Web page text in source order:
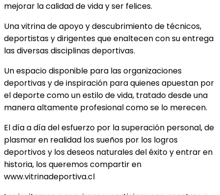
mejorar la calidad de vida y ser felices.
Una vitrina de apoyo y descubrimiento de técnicos,
deportistas y dirigentes que enaltecen con su entrega
las diversas disciplinas deportivas.
Un espacio disponible para las organizaciones
deportivas y de inspiración para quienes apuestan por
el deporte como un estilo de vida, tratado desde una
manera altamente profesional como se lo merecen.
El día a día del esfuerzo por la superación personal, de
plasmar en realidad los sueños por los logros
deportivos y los deseos naturales del éxito y entrar en
historia, los queremos compartir en
www.vitrinadeportiva.cl